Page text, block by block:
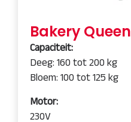
Bakery Queen
Capaciteit:
Deeg: 160 tot 200 kg
Bloem: 100 tot 125 kg
Motor:
230V